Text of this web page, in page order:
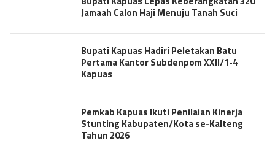
Jamaah Calon Haji Menuju Tanah Suci
Bupati Kapuas Hadiri Peletakan Batu
Pertama Kantor Subdenpom XXII/1-4
Kapuas
Pemkab Kapuas Ikuti Penilaian Kinerja
Stunting Kabupaten/Kota se-Kalteng
Tahun 2026